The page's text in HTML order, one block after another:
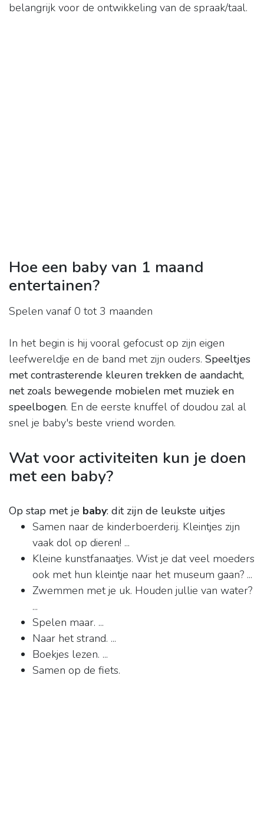
belangrijk voor de ontwikkeling van de spraak/taal.
Hoe een baby van 1 maand
entertainen?
Spelen vanaf 0 tot 3 maanden
In het begin is hij vooral gefocust op zijn eigen
leefwereldje en de band met zijn ouders. Speeltjes
met contrasterende kleuren trekken de aandacht,
net zoals bewegende mobielen met muziek en
speelbogen. En de eerste knuffel of doudou zal al
snel je baby's beste vriend worden.
Wat voor activiteiten kun je doen
met een baby?
Op stap met je baby: dit zijn de leukste uitjes
Samen naar de kinderboerderij. Kleintjes zijn
vaak dol op dieren! ...
Kleine kunstfanaatjes. Wist je dat veel moeders
ook met hun kleintje naar het museum gaan? ...
Zwemmen met je uk. Houden jullie van water?
...
Spelen maar. ...
Naar het strand. ...
Boekjes lezen. ...
Samen op de fiets.